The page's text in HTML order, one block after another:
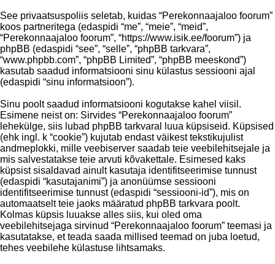
See privaatsuspoliis seletab, kuidas “Perekonnaajaloo foorum”
koos partneritega (edaspidi “me”, “meie”, “meid”,
“Perekonnaajaloo foorum”, “https://www.isik.ee/foorum”) ja
phpBB (edaspidi “see”, “selle”, “phpBB tarkvara”,
“www.phpbb.com”, “phpBB Limited”, “phpBB meeskond”)
kasutab saadud informatsiooni sinu külastus sessiooni ajal
(edaspidi “sinu informatsioon”).
Sinu poolt saadud informatsiooni kogutakse kahel viisil.
Esimene neist on: Sirvides “Perekonnaajaloo foorum”
lehekülge, siis lubad phpBB tarkvaral luua küpsiseid. Küpsised
(ehk ingl. k “cookie”) kujutab endast väikest tekstikujulist
andmeplokki, mille veebiserver saadab teie veebilehitsejale ja
mis salvestatakse teie arvuti kõvakettale. Esimesed kaks
küpsist sisaldavad ainult kasutaja identifitseerimise tunnust
(edaspidi “kasutajanimi”) ja anonüümse sessiooni
identifitseerimise tunnust (edaspidi “sessiooni-id”), mis on
automaatselt teie jaoks määratud phpBB tarkvara poolt.
Kolmas küpsis luuakse alles siis, kui oled oma
veebilehitsejaga sirvinud “Perekonnaajaloo foorum” teemasi ja
kasutatakse, et teada saada millised teemad on juba loetud,
tehes veebilehe külastuse lihtsamaks.